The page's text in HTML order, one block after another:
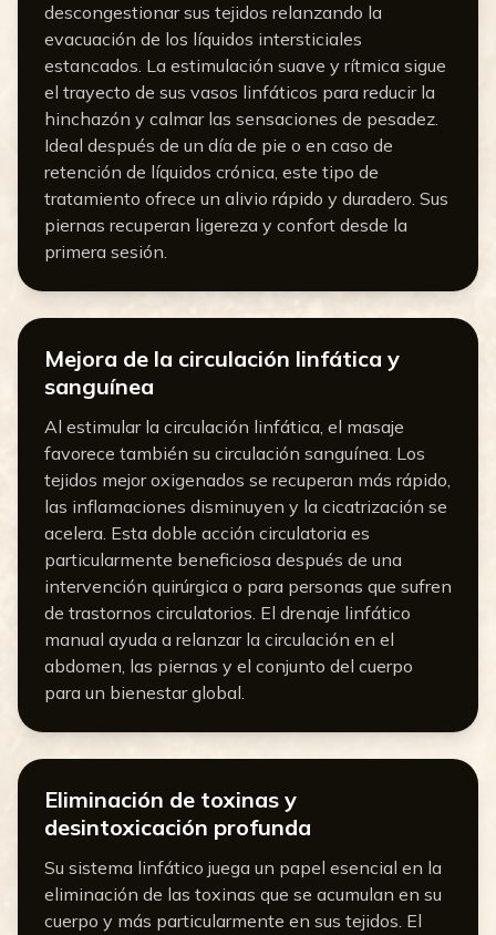
descongestionar sus tejidos relanzando la
evacuación de los líquidos intersticiales
estancados. La estimulación suave y rítmica sigue
el trayecto de sus vasos linfáticos para reducir la
hinchazón y calmar las sensaciones de pesadez.
Ideal después de un día de pie o en caso de
retención de líquidos crónica, este tipo de
tratamiento ofrece un alivio rápido y duradero. Sus
piernas recuperan ligereza y confort desde la
primera sesión.
Mejora de la circulación linfática y
sanguínea
Al estimular la circulación linfática, el masaje
favorece también su circulación sanguínea. Los
tejidos mejor oxigenados se recuperan más rápido,
las inflamaciones disminuyen y la cicatrización se
acelera. Esta doble acción circulatoria es
particularmente beneficiosa después de una
intervención quirúrgica o para personas que sufren
de trastornos circulatorios. El drenaje linfático
manual ayuda a relanzar la circulación en el
abdomen, las piernas y el conjunto del cuerpo
para un bienestar global.
Eliminación de toxinas y
desintoxicación profunda
Su sistema linfático juega un papel esencial en la
eliminación de las toxinas que se acumulan en su
cuerpo y más particularmente en sus tejidos. El